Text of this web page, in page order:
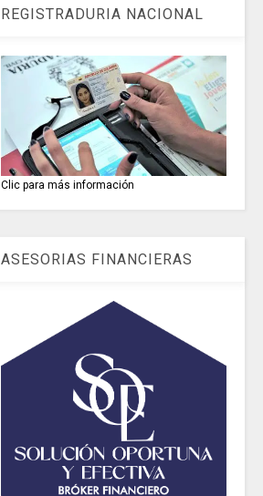
REGISTRADURIA NACIONAL
Clic para más información
ASESORIAS FINANCIERAS